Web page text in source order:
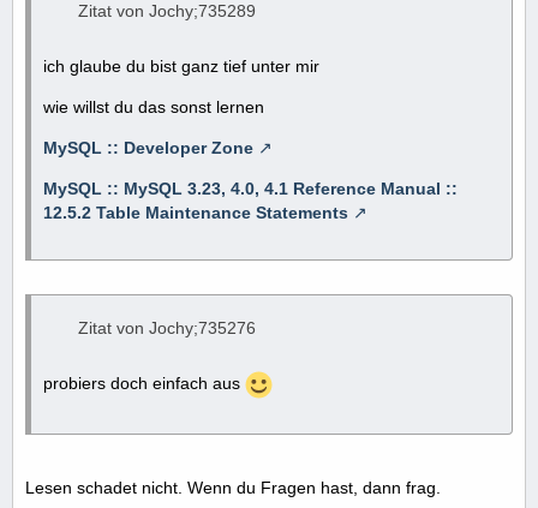
Zitat von Jochy;735289
ich glaube du bist ganz tief unter mir
wie willst du das sonst lernen
MySQL :: Developer Zone
MySQL :: MySQL 3.23, 4.0, 4.1 Reference Manual ::
12.5.2 Table Maintenance Statements
Zitat von Jochy;735276
probiers doch einfach aus
Lesen schadet nicht. Wenn du Fragen hast, dann frag.